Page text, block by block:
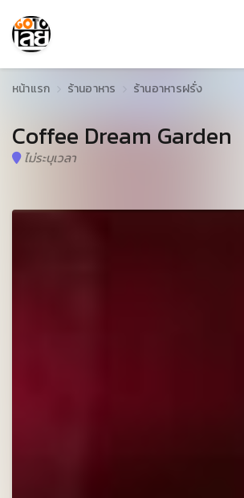
หน้าแรก ร้านอาหาร ร้านอาหารฝรั่ง
Coffee Dream Garden
ไม่ระบุเวลา